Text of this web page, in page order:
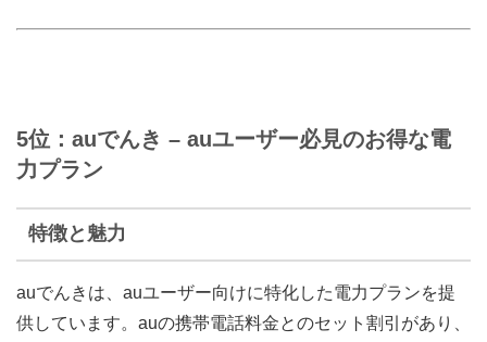
5位：auでんき – auユーザー必見のお得な電
力プラン
特徴と魅力
auでんきは、auユーザー向けに特化した電力プランを提
供しています。auの携帯電話料金とのセット割引があり、